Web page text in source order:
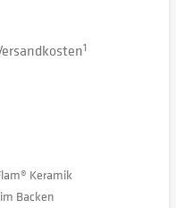
1
Keramik
Backen